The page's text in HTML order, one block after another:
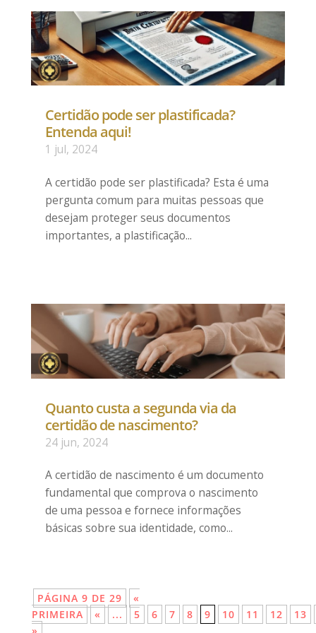
Certidão pode ser plastificada?
Entenda aqui!
1 jul, 2024
A certidão pode ser plastificada? Esta é uma
pergunta comum para muitas pessoas que
desejam proteger seus documentos
importantes, a plastificação...
Quanto custa a segunda via da
certidão de nascimento?
24 jun, 2024
A certidão de nascimento é um documento
fundamental que comprova o nascimento
de uma pessoa e fornece informações
básicas sobre sua identidade, como...
PÁGINA 9 DE 29
«
PRIMEIRA
« ... 5 6 7 8 9 10 11 12
13